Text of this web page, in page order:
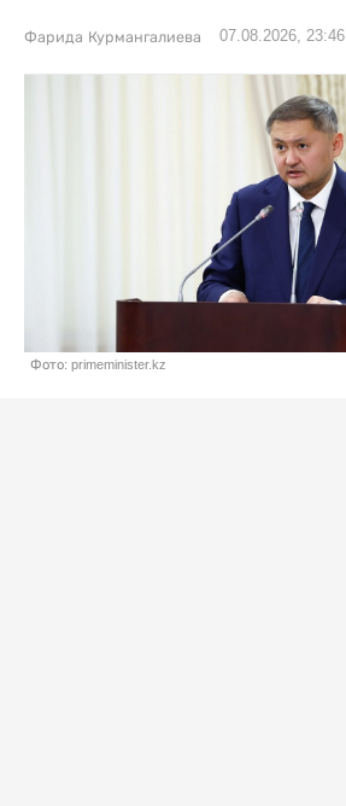
Фарида Курмангалиева 07.08.2026, 23:46
Фото: primeminister.kz